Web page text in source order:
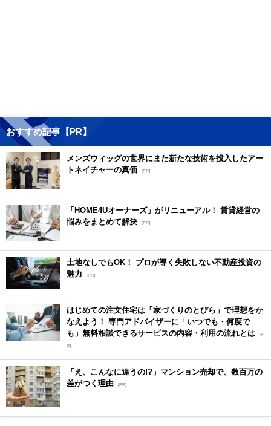
おすすめ記事【PR】
メンズウィッグの世界にまた新たな技術を投入したアー
トネイチャーの真価
[PR]
「HOME4Uオーナーズ」がリニューアル！ 賃貸経営の
悩みをまとめて解決 [PR]
土地なしでもOK！ プロが導く失敗しない不動産投資の
魅力
[PR]
はじめての注文住宅は「家づくりのとびら」で理想をか
なえよう！ 専門アドバイザーに「いつでも・何度で
も」無料相談できるサービスの内容・利用の流れとは [P
R]
「え、こんなに違うの!?」マンション売却で、数百万の
差がつく理由 [PR]